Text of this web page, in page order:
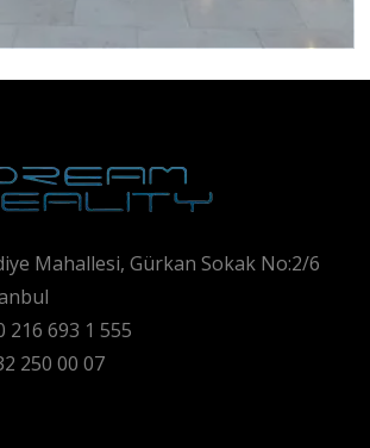
Mahallesi, Gürkan Sokak No:2/6
216 693 1 555
250 00 07